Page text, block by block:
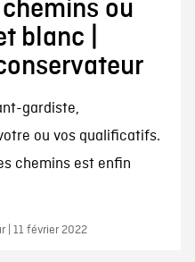
ou
blanc |
gardiste,
ou vos qualificatifs.
chemins est enfin
| 11 février 2022